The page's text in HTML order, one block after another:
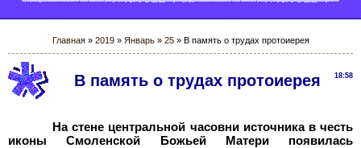
Главная» 2019 » Январь » 25» В память о трудах протоиерея
18:58
В память о трудах протоиерея
На стене центральной часовни источника в честь
иконы Смоленской Божьей Матери появилась